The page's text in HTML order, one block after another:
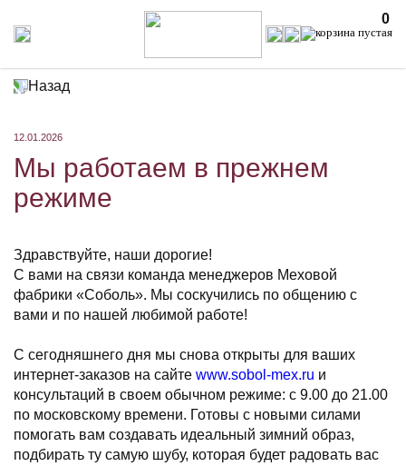
0
Назад
12.01.2026
Мы работаем в прежнем
режиме
Здравствуйте, наши дорогие!
С вами на связи команда менеджеров Меховой
фабрики «Соболь». Мы соскучились по общению с
вами и по нашей любимой работе!
С сегодняшнего дня мы снова открыты для ваших
интернет-заказов на сайте www.sobol-mex.ru и
консультаций в своем обычном режиме: с 9.00 до 21.00
по московскому времени. Готовы с новыми силами
помогать вам создавать идеальный зимний образ,
подбирать ту самую шубу, которая будет радовать вас